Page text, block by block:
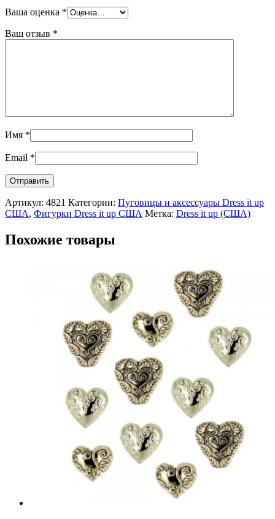
Ваша оценка *
Ваш отзыв *
Имя *
Email *
Артикул: 4821 Категории: Пуговицы и аксессуары Dress it up
США, Фигурки Dress it up США Метка: Dress it up (США)
Похожие товары